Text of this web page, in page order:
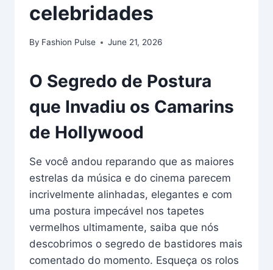
celebridades
By Fashion Pulse June 21, 2026
O Segredo de Postura
que Invadiu os Camarins
de Hollywood
Se você andou reparando que as maiores
estrelas da música e do cinema parecem
incrivelmente alinhadas, elegantes e com
uma postura impecável nos tapetes
vermelhos ultimamente, saiba que nós
descobrimos o segredo de bastidores mais
comentado do momento. Esqueça os rolos